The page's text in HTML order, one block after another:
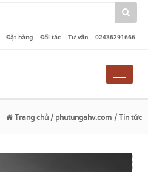
Đặt hàng Đối tác Tư vấn 02436291666
Toggle
Trang chủ / phutungahv.com / Tin tức